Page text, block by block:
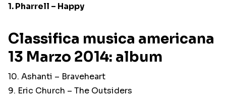
1. Pharrell – Happy
Classifica musica americana
13 Marzo 2014: album
10. Ashanti – Braveheart
9. Eric Church – The Outsiders